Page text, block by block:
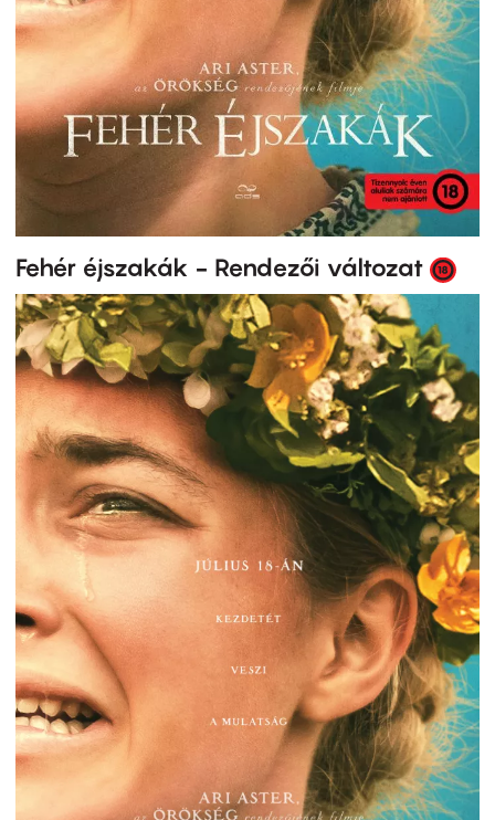
Fehér éjszakák - Rendezői változat